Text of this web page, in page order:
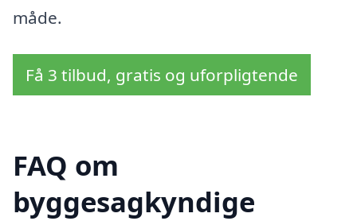
måde.
Få 3 tilbud, gratis og uforpligtende
FAQ om
byggesagkyndige